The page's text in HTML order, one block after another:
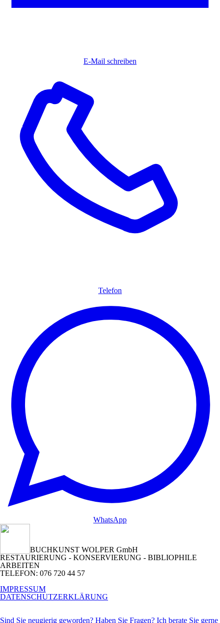
E-Mail schreiben
Telefon
WhatsApp
BUCHKUNST WOLPER GmbH
RESTAURIERUNG - KONSERVIERUNG - BIBLIOPHILE
ARBEITEN
TELEFON: 076 720 44 57
IMPRESSUM
DATENSCHUTZERKLÄRUNG
Sind Sie neugierig geworden? Haben Sie Fragen? Ich berate Sie gerne